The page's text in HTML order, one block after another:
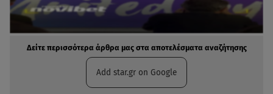
Δείτε περισσότερα άρθρα μας στα αποτελέσματα αναζήτησης
Add star.gr on Google